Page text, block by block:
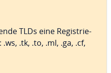
TLDs eine Re­gis­trie­
.tk, .to, .ml, .ga, .cf,